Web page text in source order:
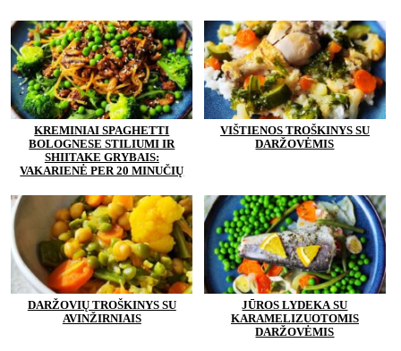
KREMINIAI SPAGHETTI
BOLOGNESE STILIUMI IR
SHIITAKE GRYBAIS:
VAKARIENĖ PER 20 MINUČIŲ
VIŠTIENOS TROŠKINYS SU
DARŽOVĖMIS
DARŽOVIŲ TROŠKINYS SU
AVINŽIRNIAIS
JŪROS LYDEKA SU
KARAMELIZUOTOMIS
DARŽOVĖMIS